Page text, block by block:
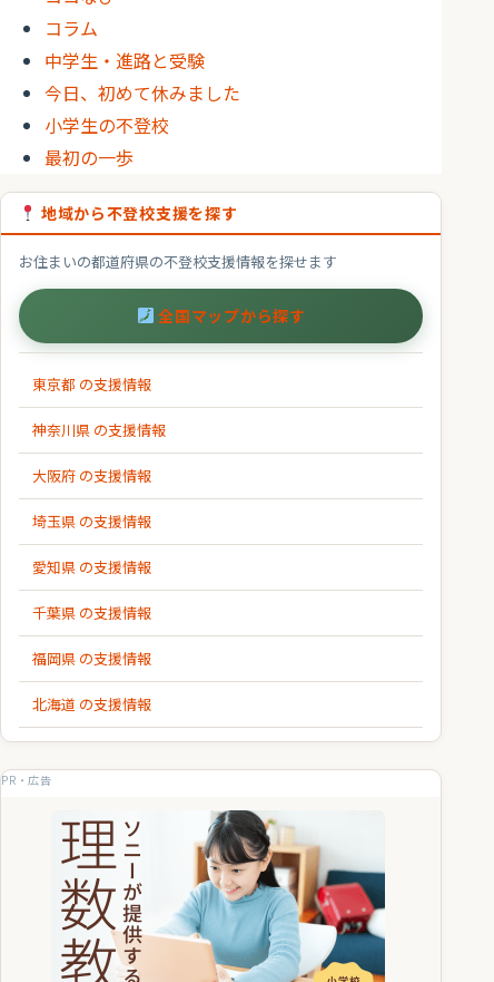
コラム
中学生・進路と受験
今日、初めて休みました
小学生の不登校
最初の一歩
地域から不登校支援を探す
お住まいの都道府県の不登校支援情報を探せます
全国マップから探す
東京都 の支援情報
神奈川県 の支援情報
大阪府 の支援情報
埼玉県 の支援情報
愛知県 の支援情報
千葉県 の支援情報
福岡県 の支援情報
北海道 の支援情報
PR・広告